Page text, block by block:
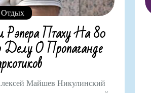
Отдых
Птаху На 80
О Пропаганде
Майшев Никулинский